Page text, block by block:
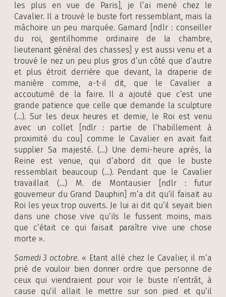
les plus en vue de Paris], je l’ai mené chez le
Cavalier. Il a trouvé le buste fort ressemblant, mais la
mâchoire un peu marquée. Gamard [ndlr : conseiller
du roi, gentilhomme ordinaire de la chambre,
lieutenant général des chasses] y est aussi venu et a
trouvé le nez un peu plus gros d’un côté que d’autre
et plus étroit derrière que devant, la draperie de
manière comme, a-t-il dit, que le Cavalier a
accoutumé de la faire. Il a ajouté que c’est une
grande patience que celle que demande la sculpture
(…). Sur les deux heures et demie, le Roi est venu
avec un collet [ndlr : partie de l’habillement à
proximité du cou] comme le Cavalier en avait fait
supplier Sa majesté. (…) Une demi-heure après, la
Reine est venue, qui d’abord dit que le buste
ressemblait beaucoup (…). Pendant que le Cavalier
travaillait (…) M. de Montausier [ndlr : futur
gouverneur du Grand Dauphin] m’a dit qu’il faisait au
Roi les yeux trop ouverts. Je lui ai dit qu’il seyait bien
dans une chose vive qu’ils le fussent moins, mais
que c’était ce qui faisait paraître vive une chose
morte ».
Samedi 3 octobre. « Etant allé chez le Cavalier, il m’a
prié de vouloir bien donner ordre que personne de
ceux qui viendraient pour voir le buste n’entrât, à
cause qu’il allait le mettre sur son pied et qu’il